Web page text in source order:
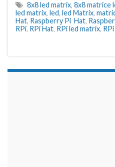
8x8 led matrix, 8x8 matrice
led matrix, led, led Matrix,
Hat, Raspberry Pi Hat,
RPi, RPi Hat, RPi led matrix,